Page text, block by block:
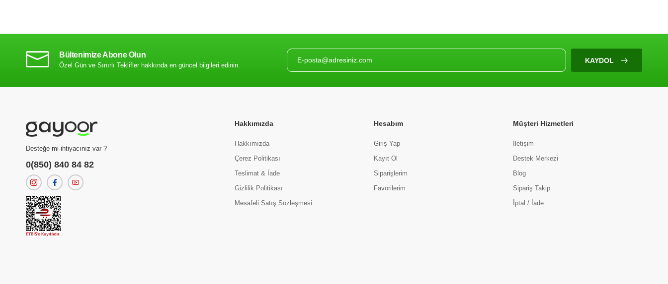
Bültenimize Abone Olun
Özel Gün ve Sınırlı Teklifler hakkında en güncel bilgileri edinin.
KAYDOL
Desteğe mi ihtiyacınız var ?
0(850) 840 84 82
Hakkımızda
Hakkımızda
Çerez Politikası
Teslimat & İade
Gizlilik Politikası
Mesafeli Satış Sözleşmesi
Hesabım
Giriş Yap
Kayıt Ol
Siparişlerim
Favorilerim
Müşteri Hizmetleri
İletişim
Destek Merkezi
Blog
Sipariş Takip
İptal / İade